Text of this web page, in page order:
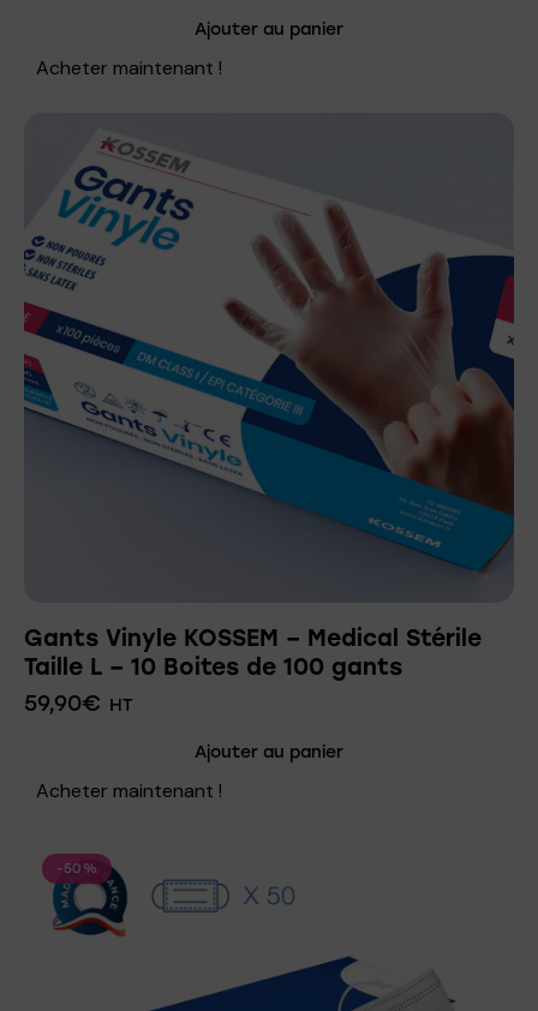
Ajouter au panier
Acheter maintenant !
Gants Vinyle KOSSEM – Medical Stérile
Taille L – 10 Boites de 100 gants
59,90€ HT
Ajouter au panier
Acheter maintenant !
-50%